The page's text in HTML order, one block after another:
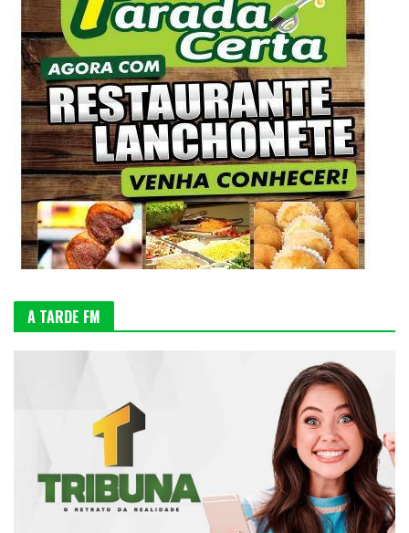
A TARDE FM